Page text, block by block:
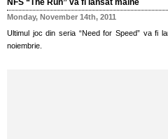
NFS “The Run” va fi lansat maine
Monday, November 14th, 2011
Ultimul joc din seria “Need for Speed” va fi
noiembrie.